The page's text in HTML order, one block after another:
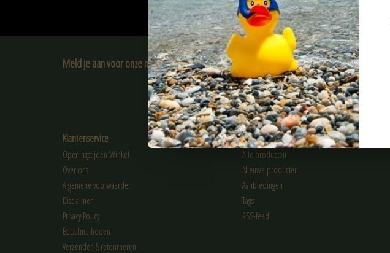
Meld je aan voor onze nieuwsbrief:
ABONNEER
Klantenservice
Openingstijden Winkel
Over ons
Algemene voorwaarden
Disclaimer
Privacy Policy
Betaalmethoden
Verzenden & retourneren
Producten
Alle producten
Nieuwe producten
Aanbiedingen
Tags
RSS-feed